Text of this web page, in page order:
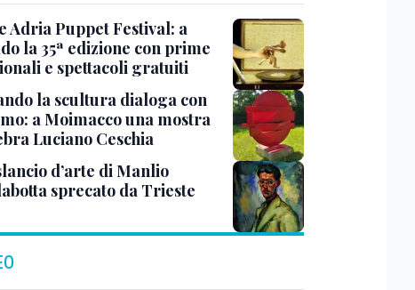
Adria Puppet Festival: a
la 35ª edizione con prime
e spettacoli gratuiti
la scultura dialoga con
a Moimacco una mostra
Luciano Ceschia
d’arte di Manlio
sprecato da Trieste